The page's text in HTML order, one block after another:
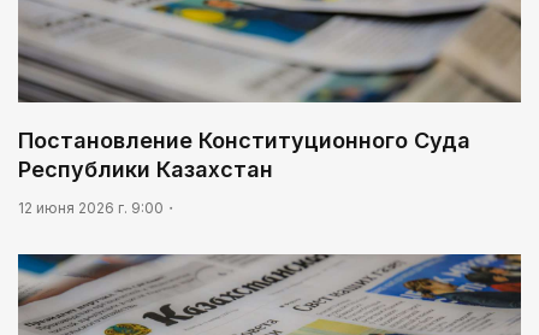
Постановление Конституционного Суда
Республики Казахстан
12 июня 2026 г. 9:00